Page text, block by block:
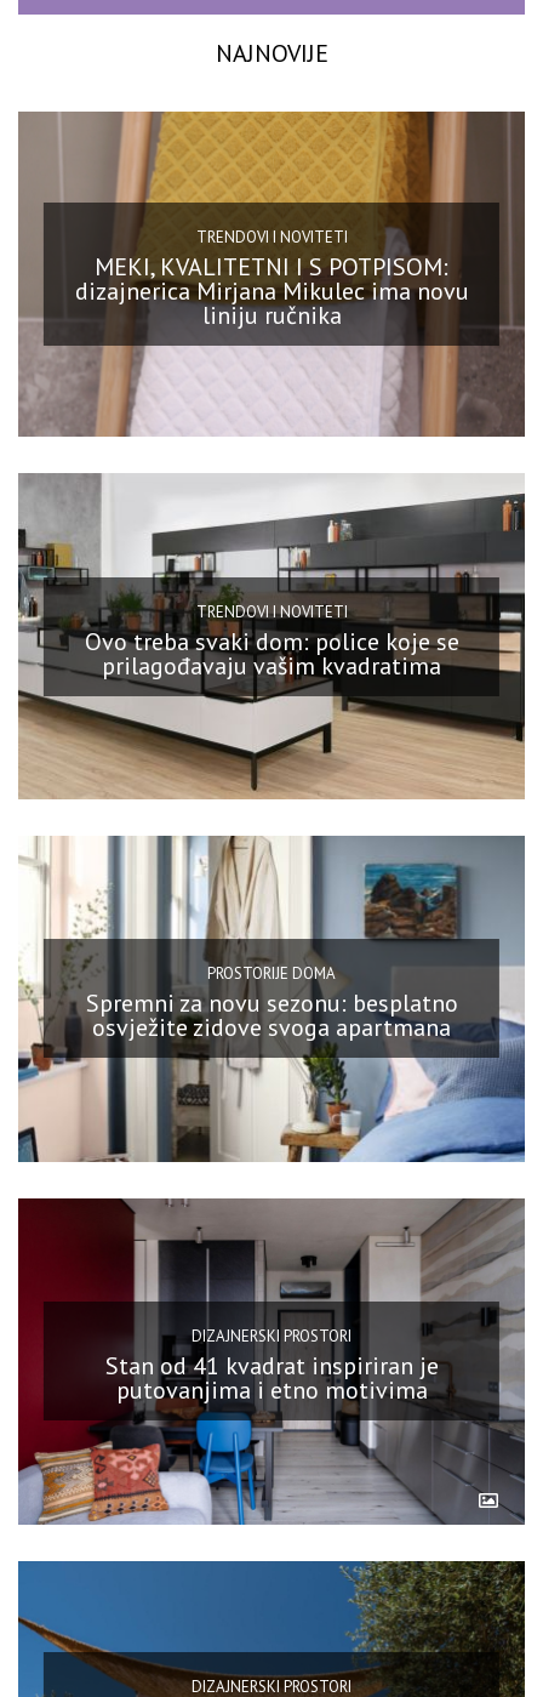
NAJNOVIJE
TRENDOVI I NOVITETI
MEKI, KVALITETNI I S POTPISOM:
dizajnerica Mirjana Mikulec ima novu
liniju ručnika
TRENDOVI I NOVITETI
Ovo treba svaki dom: police koje se
prilagođavaju vašim kvadratima
PROSTORIJE DOMA
Spremni za novu sezonu: besplatno
osvježite zidove svoga apartmana
DIZAJNERSKI PROSTORI
Stan od 41 kvadrat inspiriran je
putovanjima i etno motivima
DIZAJNERSKI PROSTORI